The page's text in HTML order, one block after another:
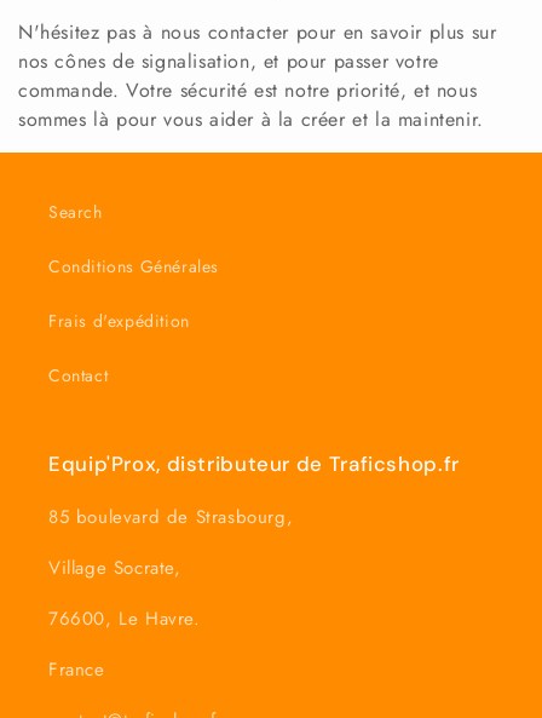
N'hésitez pas à nous contacter pour en savoir plus sur
nos cônes de signalisation, et pour passer votre
commande. Votre sécurité est notre priorité, et nous
sommes là pour vous aider à la créer et la maintenir.
Search
Conditions Générales
Frais d'expédition
Contact
Equip'Prox, distributeur de Traficshop.fr
85 boulevard de Strasbourg,
Village Socrate,
76600, Le Havre.
France